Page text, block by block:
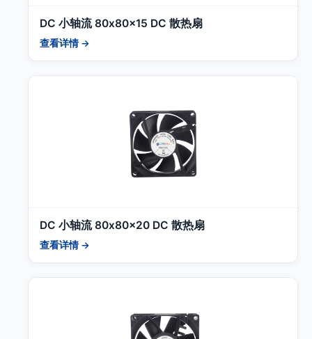
DC 小轴流 80x80x15 DC 散热扇
查看详情 →
DC 小轴流 80x80x20 DC 散热扇
查看详情 →